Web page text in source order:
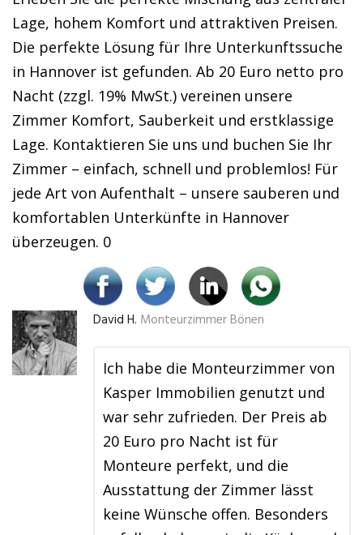
Lage, hohem Komfort und attraktiven Preisen.
Die perfekte Lösung für Ihre Unterkunftssuche
in Hannover ist gefunden. Ab 20 Euro netto pro
Nacht (zzgl. 19% MwSt.) vereinen unsere
Zimmer Komfort, Sauberkeit und erstklassige
Lage. Kontaktieren Sie uns und buchen Sie Ihr
Zimmer – einfach, schnell und problemlos! Für
jede Art von Aufenthalt – unsere sauberen und
komfortablen Unterkünfte in Hannover
überzeugen. 0
David H. Monteurzimmer Bönen
Ich habe die Monteurzimmer von
Kasper Immobilien genutzt und
war sehr zufrieden. Der Preis ab
20 Euro pro Nacht ist für
Monteure perfekt, und die
Ausstattung der Zimmer lässt
keine Wünsche offen. Besonders